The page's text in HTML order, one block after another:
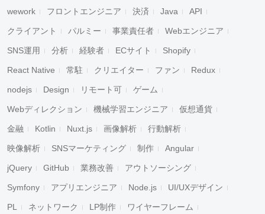
wework フロントエンジニア 決済 Java API
クライアント パルミー 事業責任者 Webエンジニア
SNS運用 分析 経験者 ECサイト Shopify
React Native 常駐 クリエイター ファン Redux
nodejs Design リモート可 ゲーム
Webディレクション 機械学習エンジニア 仮想通貨
金融 Kotlin Nuxt.js 画像解析 行動解析
映像解析 SNSマーケティング 制作 Angular
jQuery GitHub 業務改善 アウトソーシング
Symfony アプリエンジニア Node.js UI/UXデザイン
PL ネットワーク LP制作 ワイヤーフレーム